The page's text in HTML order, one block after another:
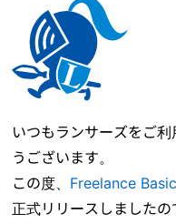
いつもランサーズをご
うございます。
この度、 Freelance
正式リリースしましたの